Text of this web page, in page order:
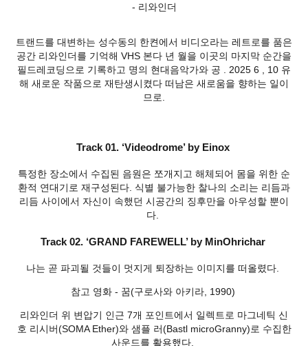
- 리와인더
트랜드를 대변하는 성수동의 한켠에서 비디오라는 레트로를 품은
공간 리와인더를 기억해 VHS 본다 년 월을 이곳의 마지막 순간을
필드레코딩으로 기록하고 명의 현대음악가와 공 . 2025 6 , 10 유
해 새로운 작품으로 재탄생시켰다 떠남은 새로움을 향하는 일이
므로.
Track 01. ‘Videodrome’ by Einox
특정한 장소에서 수집된 음원은 쪼개지고 해체되어 몸을 위한 순
환적 연대기로 재구성된다. 식별 불가능한 찰나의 소리는 리듬과
리듬 사이에서 자신이 속했던 시공간의 징후만을 아우성할 뿐이
다.
Track 02. ‘GRAND FAREWELL’ by MinOhrichar
나는 곧 파괴될 것들이 멋지게 퇴장하는 이미지를 떠올렸다.
참고 영화 - 꿈(구로사와 아키라, 1990)
리와인더 위 변압기 인근 7개 포인트에서 일렉트로 마그네틱 신
호 리시버(SOMA Ether)와 샘플 러(Bastl microGranny)로 수집한
사운드를 활용했다.